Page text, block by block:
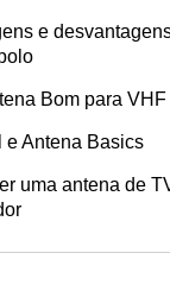
e
Bom para
e Antena Basics
uma antena de